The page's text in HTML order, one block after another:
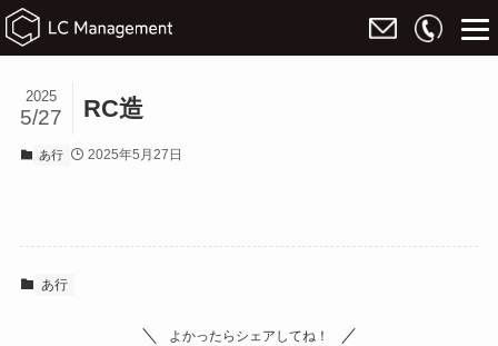
RC造
2025
5/27
あ行 2025年5月27日
あ行
よかったらシェアしてね！